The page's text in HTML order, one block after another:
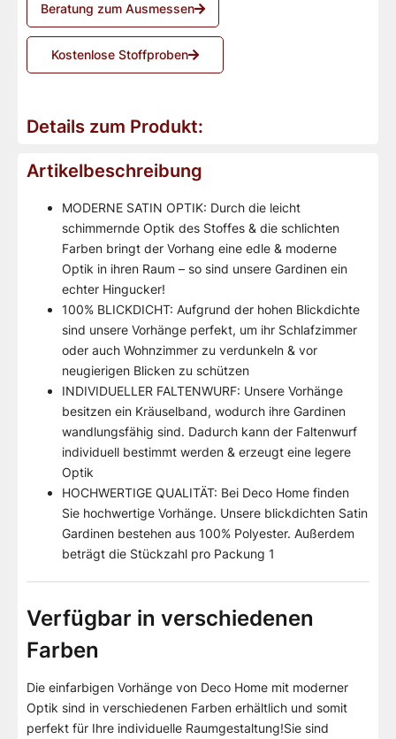
Beratung zum Ausmessen
Kostenlose Stoffproben
Details zum Produkt:
Artikelbeschreibung
MODERNE SATIN OPTIK: Durch die leicht
schimmernde Optik des Stoffes & die schlichten
Farben bringt der Vorhang eine edle & moderne
Optik in ihren Raum – so sind unsere Gardinen ein
echter Hingucker!
100% BLICKDICHT: Aufgrund der hohen Blickdichte
sind unsere Vorhänge perfekt, um ihr Schlafzimmer
oder auch Wohnzimmer zu verdunkeln & vor
neugierigen Blicken zu schützen
INDIVIDUELLER FALTENWURF: Unsere Vorhänge
besitzen ein Kräuselband, wodurch ihre Gardinen
wandlungsfähig sind. Dadurch kann der Faltenwurf
individuell bestimmt werden & erzeugt eine legere
Optik
HOCHWERTIGE QUALITÄT: Bei Deco Home finden
Sie hochwertige Vorhänge. Unsere blickdichten Satin
Gardinen bestehen aus 100% Polyester. Außerdem
beträgt die Stückzahl pro Packung 1
Verfügbar in verschiedenen
Farben
Die einfarbigen Vorhänge von Deco Home mit moderner
Optik sind in verschiedenen Farben erhältlich und somit
perfekt für Ihre individuelle Raumgestaltung!Sie sind